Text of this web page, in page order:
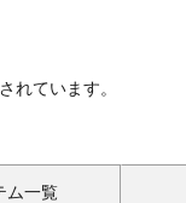
れています。
ム一覧